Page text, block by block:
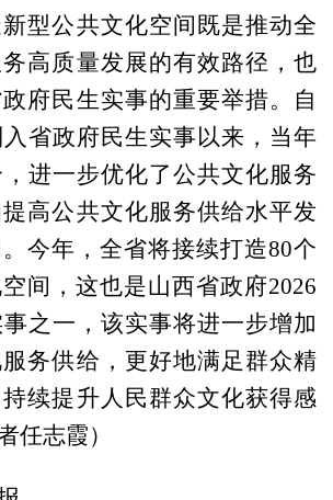
型公共文化空间既是推动全
高质量发展的有效路径，也
府民生实事的重要举措。自
省政府民生实事以来，当年
进一步优化了公共文化服务
高公共文化服务供给水平发
今年，全省将接续打造80个
间，这也是山西省政府2026
之一，该实事将进一步增加
务供给，更好地满足群众精
续提升人民群众文化获得感
任志霞）